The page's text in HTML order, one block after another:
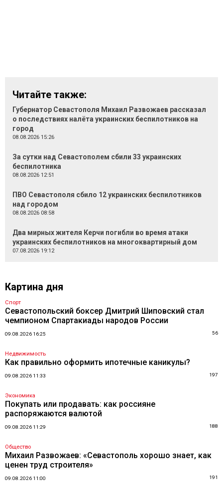
Читайте также:
Губернатор Севастополя Михаил Развожаев рассказал
о последствиях налёта украинских беспилотников на
город
08.08.2026 15:26
За сутки над Севастополем сбили 33 украинских
беспилотника
08.08.2026 12:51
ПВО Севастополя сбило 12 украинских беспилотников
над городом
08.08.2026 08:58
Два мирных жителя Керчи погибли во время атаки
украинских беспилотников на многоквартирный дом
07.08.2026 19:12
Картина дня
Спорт
Севастопольский боксер Дмитрий Шиповский стал
чемпионом Спартакиады народов России
09.08.2026 16:25 56
Недвижимость
Как правильно оформить ипотечные каникулы?
09.08.2026 11:33 197
Экономика
Покупать или продавать: как россияне
распоряжаются валютой
09.08.2026 11:29 188
Общество
Михаил Развожаев: «Севастополь хорошо знает, как
ценен труд строителя»
09.08.2026 11:00 191